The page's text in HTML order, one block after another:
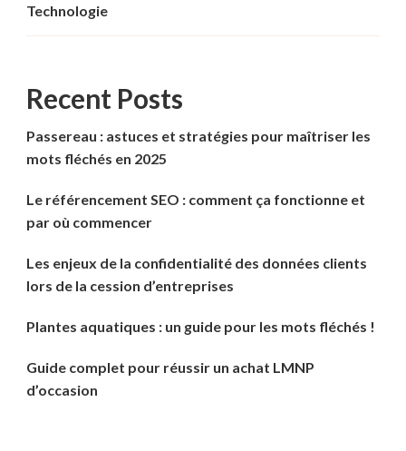
Technologie
Recent Posts
Passereau : astuces et stratégies pour maîtriser les
mots fléchés en 2025
Le référencement SEO : comment ça fonctionne et
par où commencer
Les enjeux de la confidentialité des données clients
lors de la cession d’entreprises
Plantes aquatiques : un guide pour les mots fléchés !
Guide complet pour réussir un achat LMNP
d’occasion